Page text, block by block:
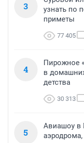
3
узнать по
приметы
77 405
4
Пирожное
в
детства
30 313
5
Авиашоу в